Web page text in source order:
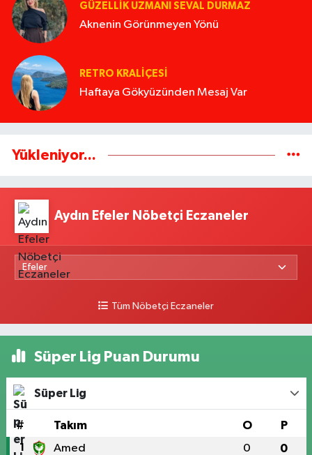
GÜZELLIK UZMANI SEVAL DURMAZ
Aknenin Görünmeyen Yönü
RETRO KRALIÇESI
Haftaya Gökyüzünden Mesaj Var
Yükleniyor...
Aydın Efeler Nöbetçi Eczaneler
Tüm Nöbetçi Eczaneler
Süper Lig Puan Durumu
Süper Lig
# Takım O P
1 Amed 0 0